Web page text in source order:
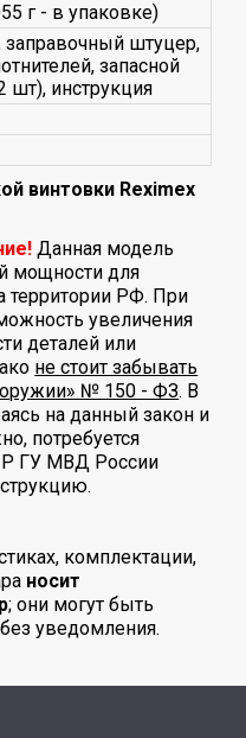
г - в упаковке)
заправочный штуцер,
запасной
шт), инструкция
винтовки Reximex
Данная модель
мощности для
территории РФ. При
увеличения
деталей или
не стоит забывать
№ 150 - ФЗ. В
на данный закон и
потребуется
ГУ МВД России
комплектации,
носит
; они могут быть
уведомления.